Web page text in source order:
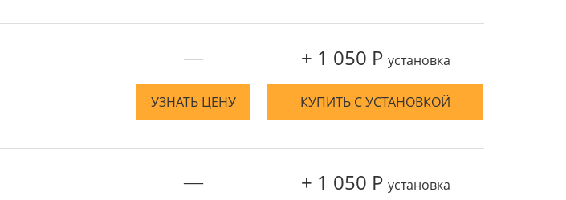
—
УЗНАТЬ ЦЕНУ
+ 1 050 Р установка
КУПИТЬ С УСТАНОВКОЙ
— + 1 050 Р установка